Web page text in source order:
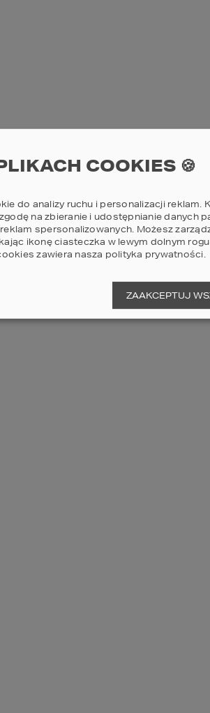
Duragrain zabezpieczona jest
jest chroniona przed zarysowaniami,
Wystarczy kilka kliknięć, aby
sugerowaną cenę producenta dla
COOKIES 🍪
do analizy ruchu i personalizacji reklam.
na zbieranie i udostępnianie danych
spersonalizowanych. Możesz
ikonę ciasteczka w lewym dolnym
zawiera nasza polityka prywatności.
ZAAKCEPTUJ